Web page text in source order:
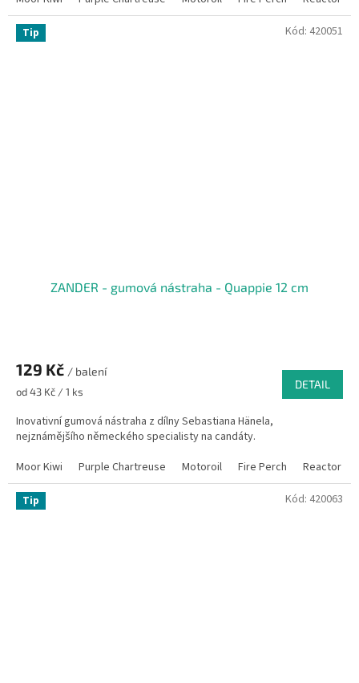
Tip
ZANDER - gumová nástraha - Quappie 12 cm
129 Kč / balení
Měrná
od 43 Kč / 1 ks
DETAIL
Inovativní gumová nástraha z dílny Sebastiana Hänela,
nejznámějšího německého specialisty na candáty.
Moor Kiwi
Purple Chartreuse Motoroil Fire Perch Reactor
Kód: 420051
Tip Kód: 420063